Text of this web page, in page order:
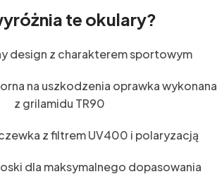
te okulary?
design z charakterem sportowym
na uszkodzenia oprawka wykonana
z grilamidu TR90
z filtrem UV400 i polaryzacją
dla maksymalnego dopasowania